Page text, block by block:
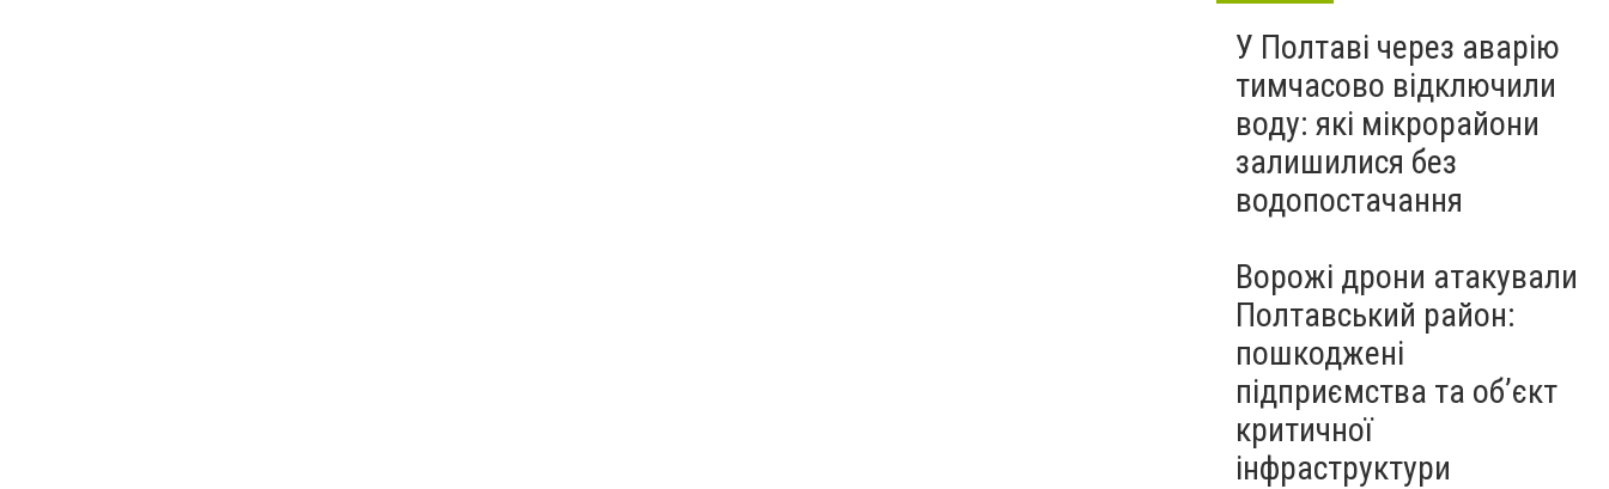
У Полтаві через аварію
тимчасово відключили
воду: які мікрорайони
залишилися без
водопостачання
Ворожі дрони атакували
Полтавський район:
пошкоджені
підприємства та об’єкт
критичної
інфраструктури